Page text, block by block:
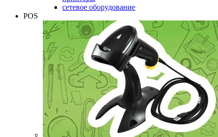
сетевое оборудование
POS